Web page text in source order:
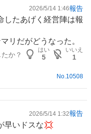
2026/5/14 1:46報告
したあげく経営陣は報
リだがどうなった。
か？
はい
5
いいえ
1
No. 10508
2026/5/14 1:32報告
早いドスな💢